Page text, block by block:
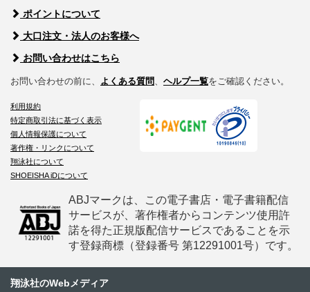
ポイントについて
大口注文・法人のお客様へ
お問い合わせはこちら
お問い合わせの前に、 よくある質問、 ヘルプ一覧をご確認ください。
利用規約
特定商取引法に基づく表示
個人情報保護について
著作権・リンクについて
翔泳社について
SHOEISHA iDについて
ABJマークは、この電子書店・電子書籍配信
サービスが、著作権者からコンテンツ使用許
諾を得た正規版配信サービスであることを示
す登録商標（登録番号 第12291001号）です。
翔泳社のWebメディア